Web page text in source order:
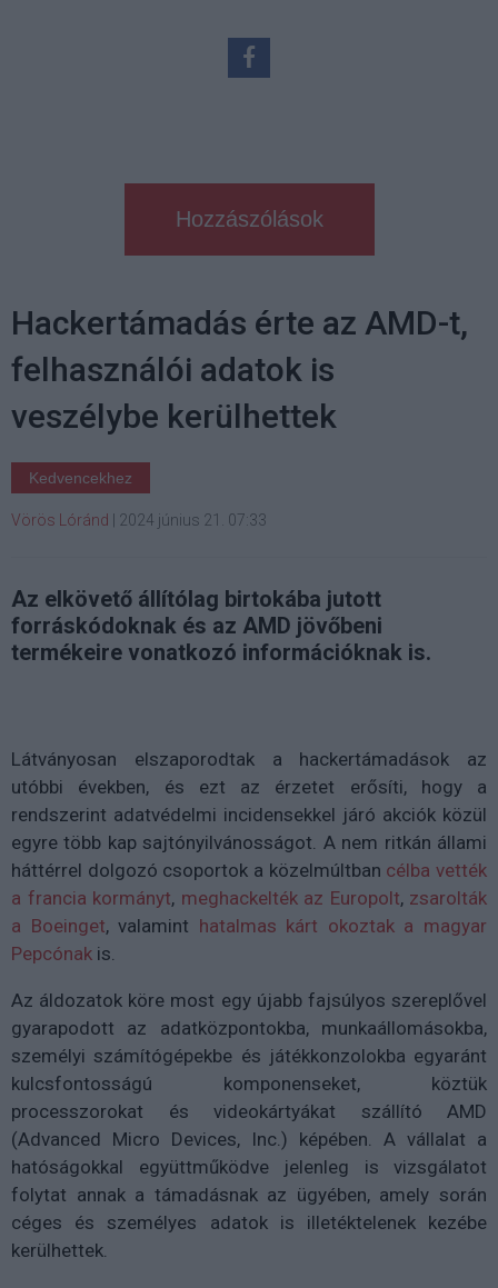
Hozzászólások
Hackertámadás érte az AMD-t,
felhasználói adatok is
veszélybe kerülhettek
Kedvencekhez
Vörös Lóránd | 2024 június 21. 07:33
Az elkövető állítólag birtokába jutott
forráskódoknak és az AMD jövőbeni
termékeire vonatkozó információknak is.
Látványosan elszaporodtak a hackertámadások az
utóbbi években, és ezt az érzetet erősíti, hogy a
rendszerint adatvédelmi incidensekkel járó akciók közül
egyre több kap sajtónyilvánosságot. A nem ritkán állami
háttérrel dolgozó csoportok a közelmúltban célba vették
a francia kormányt, meghackelték az Europolt, zsarolták
a Boeinget, valamint hatalmas kárt okoztak a magyar
Pepcónak is.
Az áldozatok köre most egy újabb fajsúlyos szereplővel
gyarapodott az adatközpontokba, munkaállomásokba,
személyi számítógépekbe és játékkonzolokba egyaránt
kulcsfontosságú komponenseket, köztük
processzorokat és videokártyákat szállító AMD
(Advanced Micro Devices, Inc.) képében. A vállalat a
hatóságokkal együttműködve jelenleg is vizsgálatot
folytat annak a támadásnak az ügyében, amely során
céges és személyes adatok is illetéktelenek kezébe
kerülhettek.